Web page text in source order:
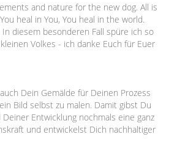
and nature for the new dog. All is
heal in You, You heal in the world.
diesem besonderen Fall spüre ich so
Volkes - ich danke Euch für Euer
Dein Gemälde für Deinen Prozess
Bild selbst zu malen. Damit gibst Du
Entwicklung nochmals eine ganz
und entwickelst Dich nachhaltiger